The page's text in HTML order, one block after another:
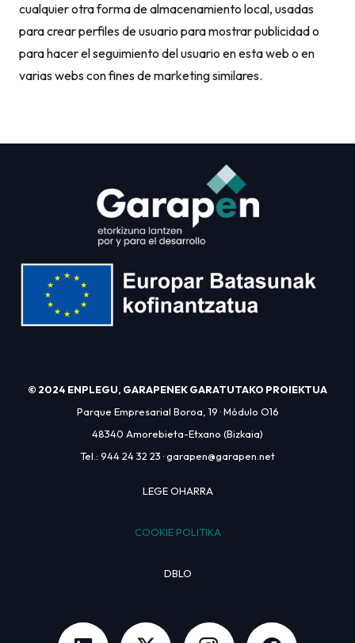
cualquier otra forma de almacenamiento local, usadas
para crear perfiles de usuario para mostrar publicidad o
para hacer el seguimiento del usuario en esta web o en
varias webs con fines de marketing similares.
© 2024 ENPLEGU, GARAPENEK GARATUTAKO PROIEKTUA
Parque Empresarial Boroa, 19 · Módulo O16
48340 Amorebieta-Etxano (Bizkaia)
Tel.: 944 24 32 23 ·garapen@garapen.net
LEGE OHARRA
COOKIE POLITIKA
DBLO